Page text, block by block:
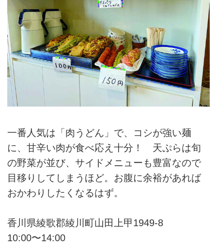
一番人気は「肉うどん」で、コシが強い麺
に、甘辛い肉が食べ応え十分！ 天ぷらは旬
の野菜が並び、サイドメニューも豊富なので
目移りしてしまうほど。お腹に余裕があれば
おかわりしたくなるはず。
香川県綾歌郡綾川町山田上甲1949-8
10:00〜14:00